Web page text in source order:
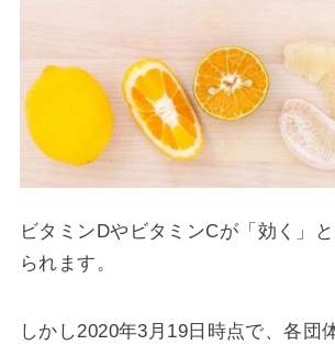
ビタミンDやビタミンCが「効く」
られます。
しかし2020年3月19日時点で、各団